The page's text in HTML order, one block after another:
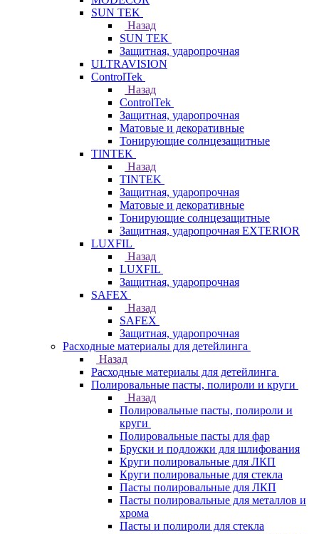
SUN TEK
Назад
SUN TEK
Защитная, ударопрочная
ULTRAVISION
ControlTek
Назад
ControlTek
Защитная, ударопрочная
Матовые и декоративные
Тонирующие солнцезащитные
TINTEK
Назад
TINTEK
Защитная, ударопрочная
Матовые и декоративные
Тонирующие солнцезащитные
Защитная, ударопрочная EXTERIOR
LUXFIL
Назад
LUXFIL
Защитная, ударопрочная
SAFEX
Назад
SAFEX
Защитная, ударопрочная
Расходные материалы для детейлинга
Назад
Расходные материалы для детейлинга
Полировальные пасты, полироли и круги
Назад
Полировальные пасты, полироли и
круги
Полировальные пасты для фар
Бруски и подложки для шлифования
Круги полировальные для ЛКП
Круги полировальные для стекла
Пасты полировальные для ЛКП
Пасты полировальные для металлов и
хрома
Пасты и полироли для стекла